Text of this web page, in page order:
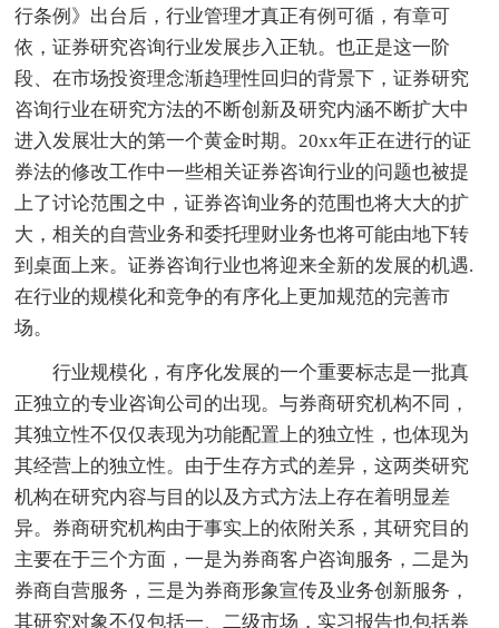
行条例》出台后，行业管理才真正有例可循，有章可
依，证券研究咨询行业发展步入正轨。也正是这一阶
段、在市场投资理念渐趋理性回归的背景下，证券研究
咨询行业在研究方法的不断创新及研究内涵不断扩大中
进入发展壮大的第一个黄金时期。20xx年正在进行的证
券法的修改工作中一些相关证券咨询行业的问题也被提
上了讨论范围之中，证券咨询业务的范围也将大大的扩
大，相关的自营业务和委托理财业务也将可能由地下转
到桌面上来。证券咨询行业也将迎来全新的发展的机遇.
在行业的规模化和竞争的有序化上更加规范的完善市
场。
行业规模化，有序化发展的一个重要标志是一批真
正独立的专业咨询公司的出现。与券商研究机构不同，
其独立性不仅仅表现为功能配置上的独立性，也体现为
其经营上的独立性。由于生存方式的差异，这两类研究
机构在研究内容与目的以及方式方法上存在着明显差
异。券商研究机构由于事实上的依附关系，其研究目的
主要在于三个方面，一是为券商客户咨询服务，二是为
券商自营服务，三是为券商形象宣传及业务创新服务，
其研究对象不仅包括一、二级市场，实习报告也包括券